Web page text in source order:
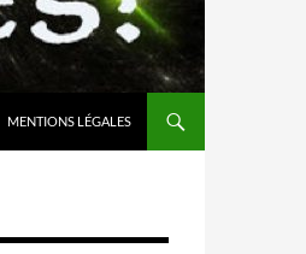
MENTIONS LÉGALES